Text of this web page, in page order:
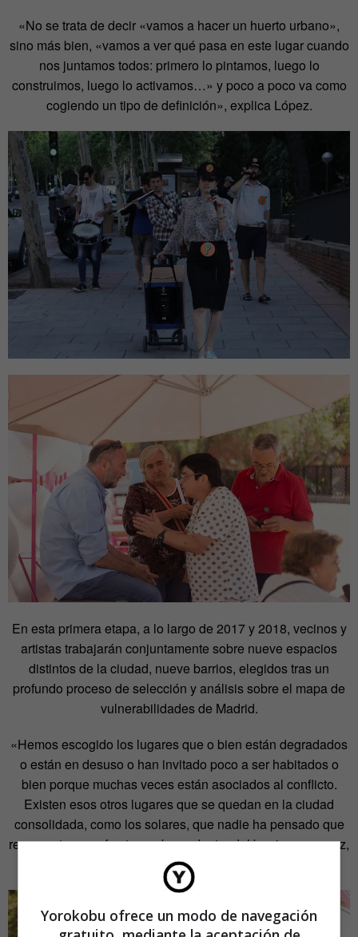
«No se trata de decir «vamos a hacer un huerto urbano»,
sino más bien, «vamos a ver qué pasa en este lugar cuando
nos juntamos todos: primero lo pintamos, luego lo
construimos, luego lo activamos…» y poco a poco va como
cogiendo un tipo de definición», explica López.
En esta primera etapa, a lo largo de 2017 y 2018, vecinos y
artistas trabajarán conjuntamente sobre nueve espacios
distintos de la ciudad, nueve barrios, elegidos tras un
profundo proceso de selección y análisis sobre el mapa de
vulnerabilidades de Madrid.
«Hemos escogido los lugares que o bien están degradados
o están en desuso o han invitado poco a ser habitados o
bien porque muchas veces están asociados al conflicto.
Existen esos otros lugares que se quedan en la ciudad
consolidada, como los solares, que nadie ha pensado que
representan una fractura urbana dentro del barrio y a su vez,
toda una oportunidad», apunta Mena.
Yorokobu ofrece un modo de navegación